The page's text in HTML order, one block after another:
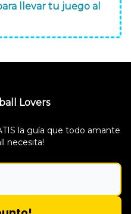
llevar tu juego al
Lovers
la guía que todo amante
necesita!